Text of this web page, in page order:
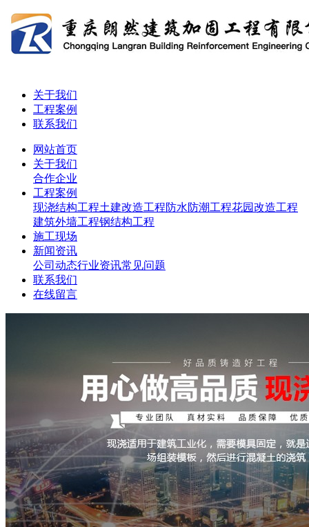
关于我们
工程案例
联系我们
网站首页
关于我们
合作企业
工程案例
现浇结构工程土建改造工程防水防潮工程花园改造工程
建筑外墙工程钢结构工程
施工现场
新闻资讯
公司动态行业资讯常见问题
联系我们
在线留言